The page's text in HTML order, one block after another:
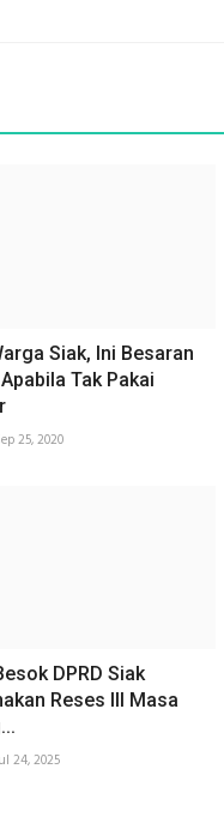
Siak, Ini Besaran
Tak Pakai
25, 2020
DPRD Siak
Reses III Masa
24, 2025